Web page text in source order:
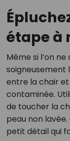
étape à
Même si l’on
entre la chair
contaminée.
de toucher la
peau non
petit détail qui